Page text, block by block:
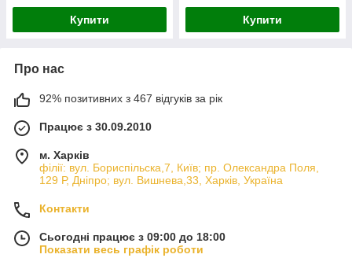
Купити Купити
Про нас
92% позитивних з 467 відгуків за рік
Працює з 30.09.2010
м. Харків
філії: вул. Бориcпільска,7, Київ; пр. Олександра Поля,
129 Р, Дніпро; вул. Вишнева,33, Харків, Україна
Контакти
Сьогодні працює з 09:00 до 18:00
Показати весь графік роботи